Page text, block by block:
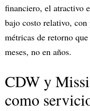
financiero, el atractivo
bajo costo relativo,
métricas de retorno
meses, no en años.
CDW y
como